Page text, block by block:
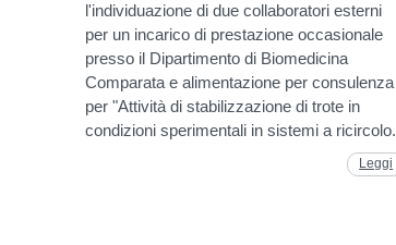
l'individuazione di due collaboratori esterni
per un incarico di prestazione occasionale
presso il Dipartimento di Biomedicina
Comparata e alimentazione per consulenza
per "Attività di stabilizzazione di trote in
condizioni sperimentali in sistemi a ricircolo.
Leggi